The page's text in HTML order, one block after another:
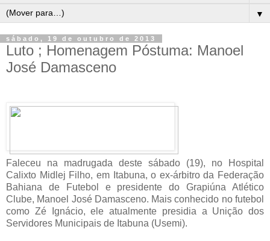
▼
sábado, 19 de outubro de 2013
Luto ; Homenagem Póstuma: Manoel
José Damasceno
Faleceu na madrugada deste sábado (19), no Hospital
Calixto Midlej Filho, em Itabuna, o ex-árbitro da Federação
Bahiana de Futebol e presidente do Grapiúna Atlético
Clube, Manoel José Damasceno. Mais conhecido no futebol
como Zé Ignácio, ele atualmente presidia a Unição dos
Servidores Municipais de Itabuna (Usemi).